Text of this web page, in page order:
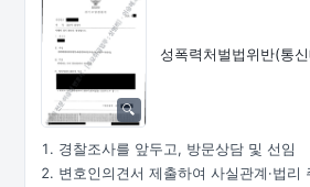
성폭력처벌법위반(통
경찰조사를 앞두고, 방문상담 및 선임
변호인의견서 제출하여 사실관계·법리